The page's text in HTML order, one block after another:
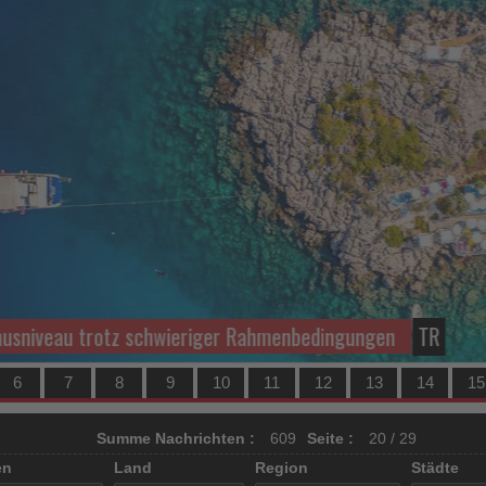
trotz schwieriger Rahmenbedingungen TR
6 7 8 9 10 11 12 13 14 15
Summe Nachrichten : 609 Seite :
20 / 29
Land Region
Städte